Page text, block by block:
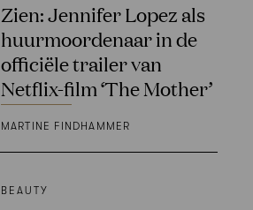
Zien: Jennifer Lopez als
huurmoordenaar in de
officiële trailer van
Netflix-film ‘The Mother’
MARTINE FINDHAMMER
BEAUTY